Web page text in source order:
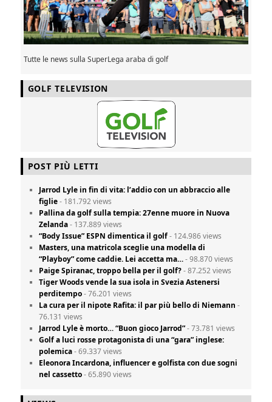
Tutte le news sulla SuperLega araba di golf
GOLF TELEVISION
POST PIÙ LETTI
Jarrod Lyle in fin di vita: l’addio con un abbraccio alle
figlie- 181.792 views
Pallina da golf sulla tempia: 27enne muore in Nuova
Zelanda- 137.889 views
“Body Issue” ESPN dimentica il golf- 124.986 views
Masters, una matricola sceglie una modella di
“Playboy” come caddie. Lei accetta ma…- 98.870 views
Paige Spiranac, troppo bella per il golf?- 87.252 views
Tiger Woods vende la sua isola in Svezia Astenersi
perditempo- 76.201 views
La cura per il nipote Rafita: il par più bello di Niemann -
76.131 views
Jarrod Lyle è morto… “Buon gioco Jarrod”- 73.781 views
Golf a luci rosse protagonista di una “gara” inglese:
polemica- 69.337 views
Eleonora Incardona, influencer e golfista con due sogni
nel cassetto- 65.890 views